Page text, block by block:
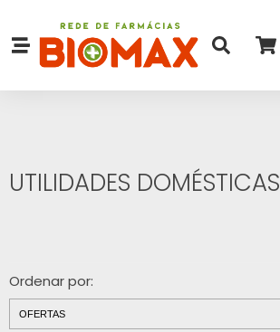
UTILIDADES DOMÉSTICAS
Ordenar por: